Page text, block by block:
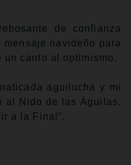
de confianza
navideño para
un canto al optimismo.
aguilucha y mi
al Nido de las Águilas.
a la Final”.